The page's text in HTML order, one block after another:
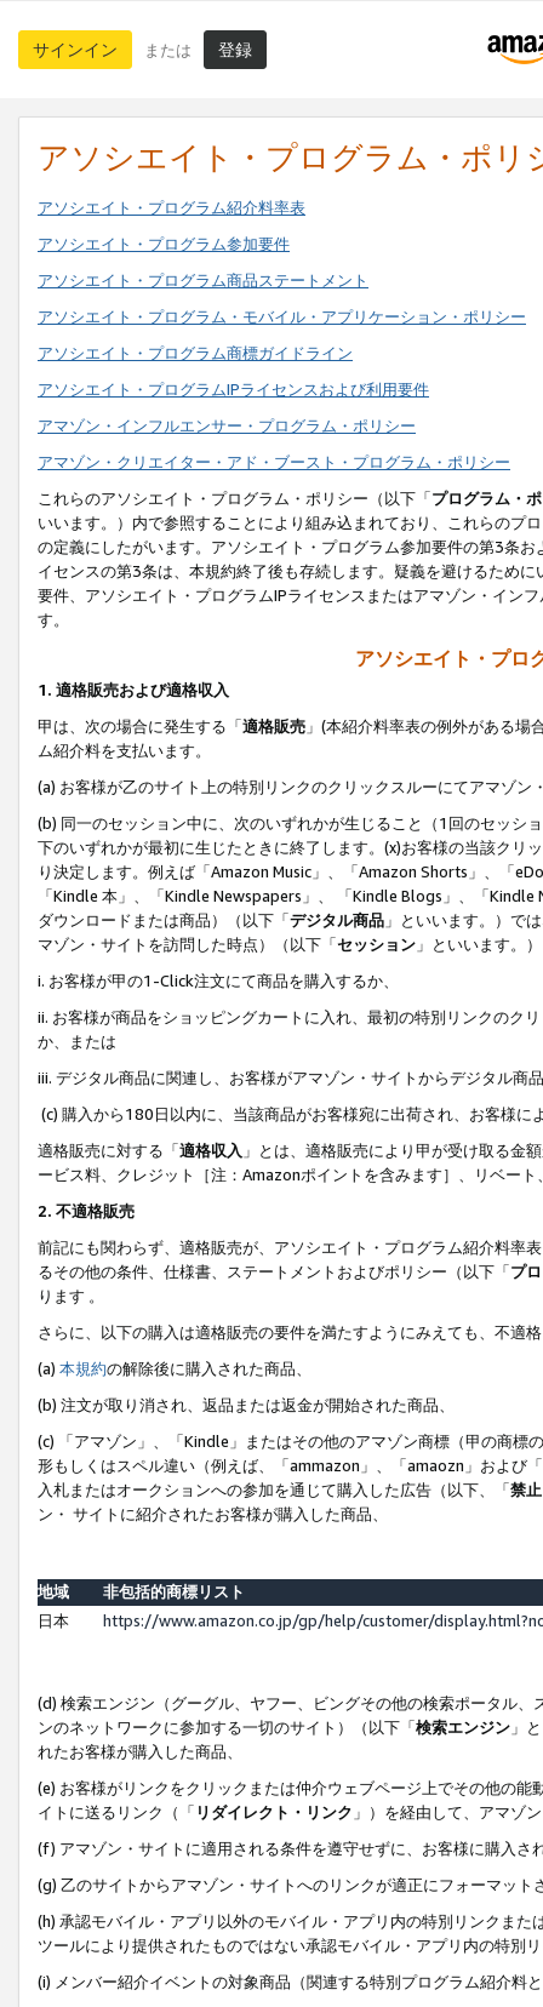
サインイン または 登録
アソシエイト・プログラム・ポリ
アソシエイト・プログラム紹介料率表
アソシエイト・プログラム参加要件
アソシエイト・プログラム商品ステートメント
アソシエイト・プログラム・モバイル・アプリケーション・ポリシー
アソシエイト・プログラム商標ガイドライン
アソシエイト・プログラムIPライセンスおよび利用要件
アマゾン・インフルエンサー・プログラム・ポリシー
アマゾン・クリエイター・アド・ブースト・プログラム・ポリシー
これらのアソシエイト・プログラム・ポリシー（以下「プログラム・
いいます。）内で参照することにより組み込まれており、これらのプ
の定義にしたがいます。アソシエイト・プログラム参加要件の第3条
イセンスの第3条は、本規約終了後も存続します。疑義を避けるため
要件、アソシエイト・プログラムIPライセンスまたはアマゾン・イン
す。
アソシエイト・プロ
1. 適格販売および適格収入
甲は、次の場合に発生する「適格販売 」(本紹介料率表の例外がある
ム紹介料を支払います。
(a) お客様が乙のサイト上の特別リンクのクリックスルーにてアマゾン
(b) 同一のセッション中に、次のいずれかが生じること（1回のセッシ
下のいずれかが最初に生じたときに終了します。(x)お客様の当該ク
り決定します。例えば「Amazon Music」、「Amazon Shorts」、「
「Kindle 本」、「Kindle Newspapers」、 「Kindle Blogs」、「
ダウンロードまたは商品）（以下「デジタル商品 」といいます。）で
マゾン・サイトを訪問した時点）（以下「セッション 」といいます。
i. お客様が甲の1-Click注文にて商品を購入するか、
ii. お客様が商品をショッピングカートに入れ、最初の特別リンクのク
か、または
iii. デジタル商品に関連し、お客様がアマゾン・サイトからデジタル
(c) 購入から180日以内に、当該商品がお客様宛に出荷され、お客様
適格販売に対する「適格収入 」とは、適格販売により甲が受け取る金
ービス料、クレジット［注：Amazonポイントを含みます］、リベー
2. 不適格販売
前記にも関わらず、適格販売が、アソシエイト・プログラム紹介料率
るその他の条件、仕様書、ステートメントおよびポリシー（以下「プ
ります 。
さらに、以下の購入は適格販売の要件を満たすようにみえても、不適
(a) 本規約の解除後に購入された商品、
(b) 注文が取り消され、返品または返金が開始された商品、
(c) 「アマゾン」、「Kindle」またはその他のアマゾン商標（甲の商
形もしくはスペル違い（例えば、「ammazon」、「amaozn」および
入札またはオークションへの参加を通じて購入した広告（以下、「禁
ン・ サイトに紹介されたお客様が購入した商品、
地域
非包括的商標リスト
日本
https://www.amazon.co.jp/gp/help/customer/
(d) 検索エンジン（グーグル、ヤフー、ビングその他の検索ポータル
ンのネットワークに参加する一切のサイト）（以下「検索エンジン 」
れたお客様が購入した商品、
(e) お客様がリンクをクリックまたは仲介ウェブページ上でその他の
イトに送るリンク（「 リダイレクト・リンク 」）を経由して、アマゾ
(f) アマゾン・サイトに適用される条件を遵守せずに、お客様に購入さ
(g) 乙のサイトからアマゾン・サイトへのリンクが適正にフォーマッ
(h) 承認モバイル・アプリ以外のモバイル・アプリ内の特別リンクま
ツールにより提供されたものではない承認モバイル・アプリ内の特別
(i) メンバー紹介イベントの対象商品（関連する特別プログラム紹介料